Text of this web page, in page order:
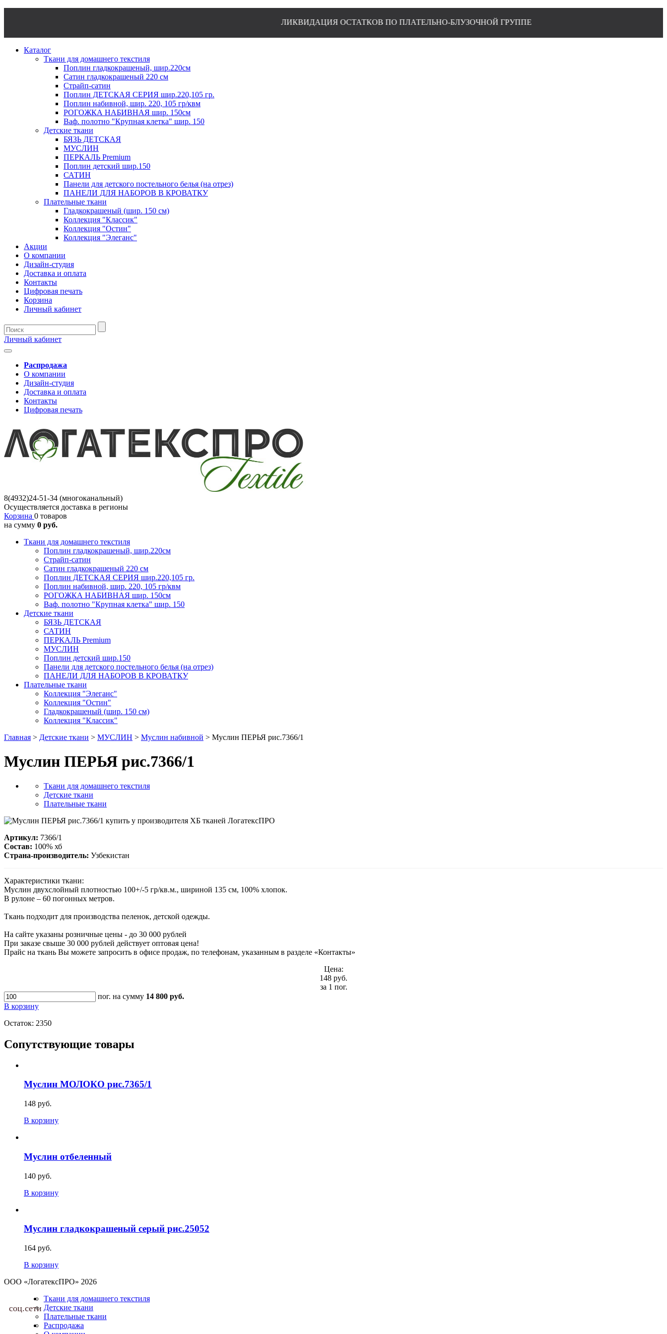
ЛИКВИДАЦИЯ ОСТАТКОВ ПО ПЛАТЕЛЬНО-БЛУЗОЧНОЙ ГРУППЕ
Каталог
Ткани для домашнего текстиля
Поплин гладкокрашеный, шир.220см
Сатин гладкокрашеный 220 см
Страйп-сатин
Поплин ДЕТСКАЯ СЕРИЯ шир.220,105 гр.
Поплин набивной, шир. 220, 105 гр/квм
РОГОЖКА НАБИВНАЯ шир. 150см
Ваф. полотно "Крупная клетка" шир. 150
Детские ткани
БЯЗЬ ДЕТСКАЯ
МУСЛИН
ПЕРКАЛЬ Premium
Поплин детский шир.150
САТИН
Панели для детского постельного белья (на отрез)
ПАНЕЛИ ДЛЯ НАБОРОВ В КРОВАТКУ
Плательные ткани
Гладкокрашеный (шир. 150 см)
Коллекция "Классик"
Коллекция "Остин"
Коллекция "Элеганс"
Акции
О компании
Дизайн-студия
Доставка и оплата
Контакты
Цифровая печать
Корзина
Личный кабинет
Личный кабинет
Распродажа
О компании
Дизайн-студия
Доставка и оплата
Контакты
Цифровая печать
8(4932)24-51-34 (многоканальный)
Осуществляется доставка в регионы
Корзина 0 товаров
на сумму 0 руб.
Ткани для домашнего текстиля
Поплин гладкокрашеный, шир.220см
Страйп-сатин
Сатин гладкокрашеный 220 см
Поплин ДЕТСКАЯ СЕРИЯ шир.220,105 гр.
Поплин набивной, шир. 220, 105 гр/квм
РОГОЖКА НАБИВНАЯ шир. 150см
Ваф. полотно "Крупная клетка" шир. 150
Детские ткани
БЯЗЬ ДЕТСКАЯ
САТИН
ПЕРКАЛЬ Premium
МУСЛИН
Поплин детский шир.150
Панели для детского постельного белья (на отрез)
ПАНЕЛИ ДЛЯ НАБОРОВ В КРОВАТКУ
Плательные ткани
Коллекция "Элеганс"
Коллекция "Остин"
Гладкокрашеный (шир. 150 см)
Коллекция "Классик"
Главная > Детские ткани > МУСЛИН > Муслин набивной > Муслин ПЕРЬЯ рис.7366/1
Муслин ПЕРЬЯ рис.7366/1
Ткани для домашнего текстиля
Детские ткани
Плательные ткани
Артикул: 7366/1
Состав: 100% хб
Страна-производитель: Узбекистан
Характеристики ткани:
Муслин двухслойный плотностью 100+/-5 гр/кв.м., шириной 135 см, 100% хлопок.
В рулоне – 60 погонных метров.
Ткань подходит для производства пеленок, детской одежды.
На сайте указаны розничные цены - до 30 000 рублей
При заказе свыше 30 000 рублей действует оптовая цена!
Прайс на ткань Вы можете запросить в офисе продаж, по телефонам, указанным в разделе «Контакты»
Цена:
148 руб.
за 1 пог.
пог. на сумму 14 800 руб.
В корзину
Остаток: 2350
Сопутствующие товары
Муслин МОЛОКО рис.7365/1
148 руб.
В корзину
Муслин отбеленный
140 руб.
В корзину
Муслин гладкокрашеный серый рис.25052
164 руб.
В корзину
ООО «ЛогатексПРО» 2026
соц.сети
Ткани для домашнего текстиля
Детские ткани
Плательные ткани
Распродажа